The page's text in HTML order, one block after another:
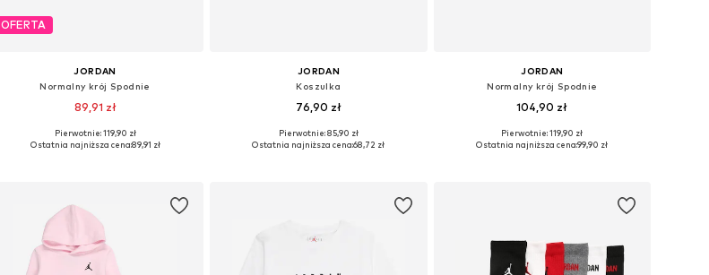
OFERTA
JORDAN
Normalny krój Spodnie
89,91 zł
Pierwotnie: 119,90 zł
Ostatnia najniższa cena:89,91 zł
JORDAN
Koszulka
76,90 zł
Dostępne rozmiary: 128-138
Pierwotnie: 85,90 zł
Ostatnia najniższa cena:68,72 zł
JORDAN
Normalny krój Spodnie
104,90 zł
Pierwotnie: 119,90 zł
Ostatnia najniższa cena:99,90 zł